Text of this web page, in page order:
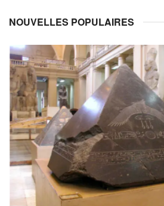
NOUVELLES POPULAIRES